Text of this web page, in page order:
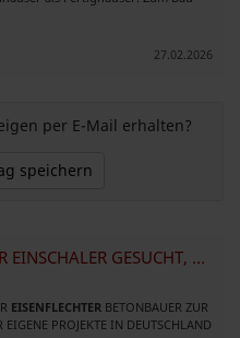
27.02.2026
per E-Mail erhalten?
speichern
EISENFLECHTER BETONBAUER EINSCHALER GESUCHT, GUTE ZUSAMMENARBEIT
EISENFLECHTER BETONBAUER ZUR
PROJEKTE IN DEUTSCHLAND